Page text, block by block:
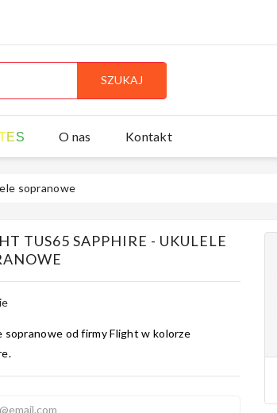
SZUKAJ
ES O nas Kontakt
sopranowe
TUS65 SAPPHIRE - UKULELE
sopranowe od firmy Flight w kolorze
.